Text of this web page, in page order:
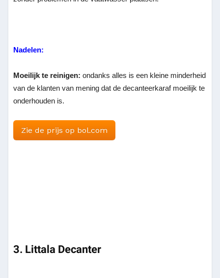
Nadelen:
Moeilijk te reinigen:ondanks alles is een kleine minderheid
van de klanten van mening dat de decanteerkaraf moeilijk te
onderhouden is.
Zie de prijs op bol.com
3. Littala Decanter